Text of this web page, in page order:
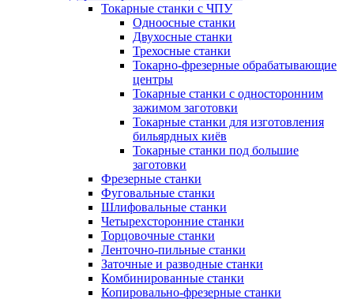
Токарные станки с ЧПУ
Одноосные станки
Двухосные станки
Трехосные станки
Токарно-фрезерные обрабатывающие
центры
Токарные станки с односторонним
зажимом заготовки
Токарные станки для изготовления
бильярдных киёв
Токарные станки под большие
заготовки
Фрезерные станки
Фуговальные станки
Шлифовальные станки
Четырехсторонние станки
Торцовочные станки
Ленточно-пильные станки
Заточные и разводные станки
Комбинированные станки
Копировально-фрезерные станки